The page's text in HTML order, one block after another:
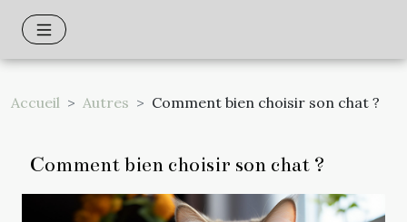
Accueil Autres Comment bien choisir son chat ?
Comment bien choisir son chat ?